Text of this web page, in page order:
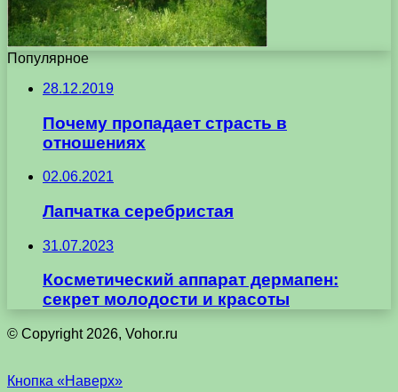
Популярное
28.12.2019
Почему пропадает страсть в
отношениях
02.06.2021
Лапчатка серебристая
31.07.2023
Косметический аппарат дермапен:
секрет молодости и красоты
© Copyright 2026, Vohor.ru
Кнопка «Наверх»